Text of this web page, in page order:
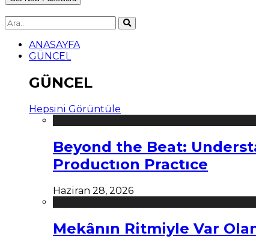
ANASAYFA
GÜNCEL
GÜNCEL
Hepsini Görüntüle
Beyond the Beat:
Productıon Practıce
Haziran 28, 2026
Mekânın Ritmiyle Var